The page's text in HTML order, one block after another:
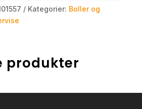
Kategorier: Boller og
produkter